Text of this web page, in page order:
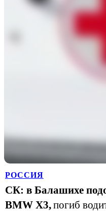
РОССИЯ
СК: в Балашихе
BMW Х3,погиб